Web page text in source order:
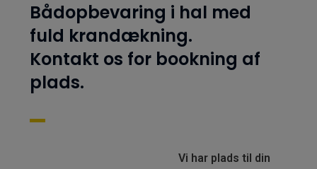
Bådopbevaring i hal med
fuld krandækning.
Kontakt os for bookning af
plads.
Vi har plads til din